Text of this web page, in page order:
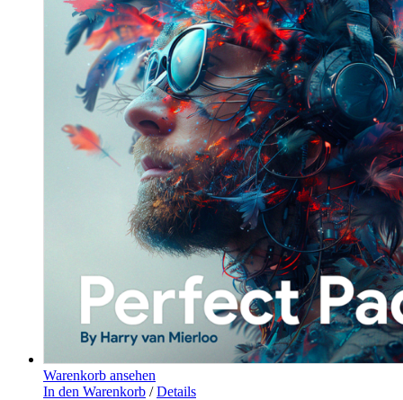
Warenkorb ansehen
In den Warenkorb / Details